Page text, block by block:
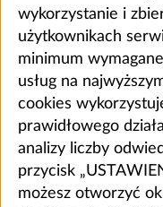
wykorzystanie i
użytkownikach
minimum
usług na
cookies
prawidłowego
analizy liczby
przycisk
możesz otworzyć